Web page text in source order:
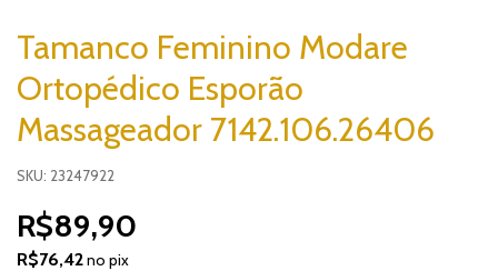
Tamanco Feminino Modare
Ortopédico Esporão
Massageador 7142.106.26406
SKU: 23247922
R$89,90
R$76,42no pix